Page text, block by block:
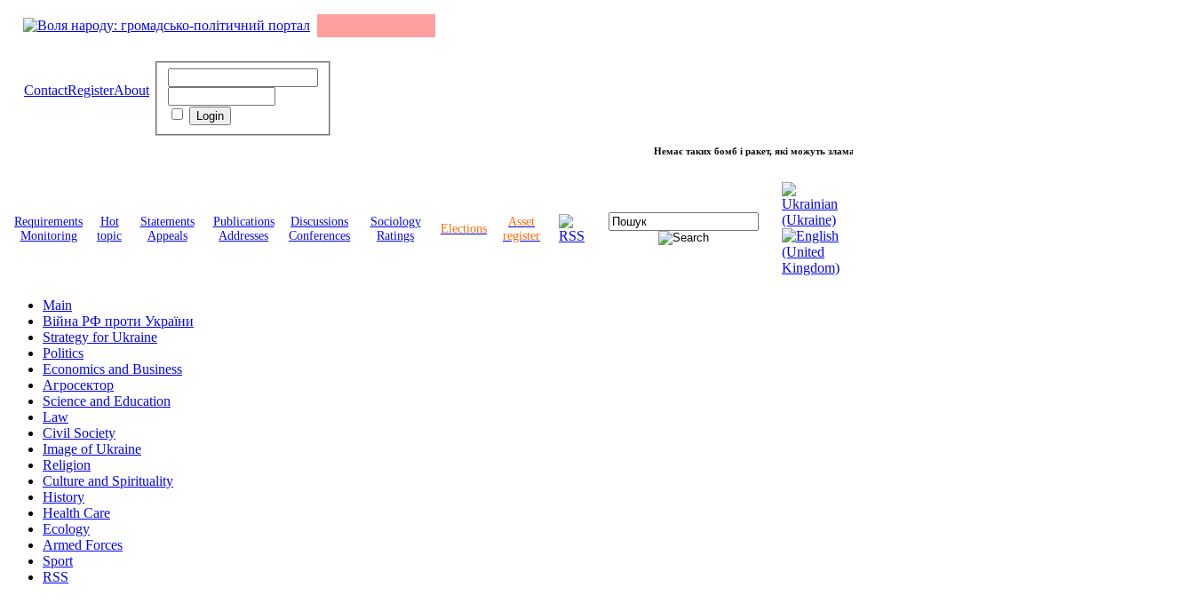
ContactRegisterAbout
Немає таких бомб і ракет, які можуть зламати волю народу, - Президент України Володимир Зеленський
Requirements
Monitoring
Hot
topic
Statements
Appeals
Publications
Addresses
Discussions
Conferences
Sociology
Ratings
Elections
Asset
register
Main
Війна РФ проти України
Strategy for Ukraine
Politics
Economics and Business
Агросектор
Science and Education
Law
Civil Society
Image of Ukraine
Religion
Culture and Spirituality
History
Health Care
Ecology
Armed Forces
Sport
RSS